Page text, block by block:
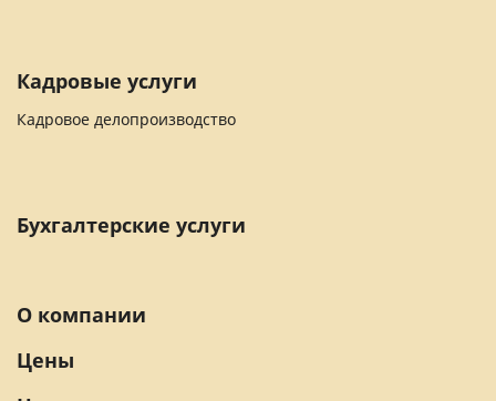
Кадровые услуги
Кадровое делопроизводство
Бухгалтерские услуги
О компании
Цены